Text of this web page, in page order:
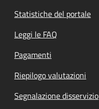
Statistiche del portale
Leggi le FAQ
Pagamenti
Riepilogo valutazioni
Segnalazione disservizio